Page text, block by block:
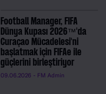
Football Manager, FIFA
Dünya Kupası 2026™'da
Curaçao Mücadelesi'ni
başlatmak için FIFAe ile
güçlerini birleştiriyor
09.06.2026 - FM Admin